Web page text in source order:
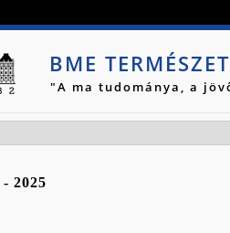
BME
"A ma tudománya, a
2025